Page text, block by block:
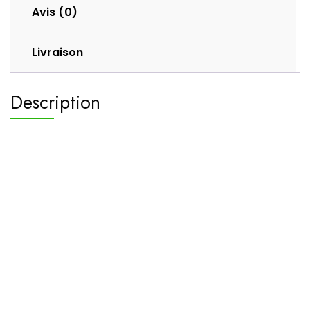
Avis (0)
Livraison
Description